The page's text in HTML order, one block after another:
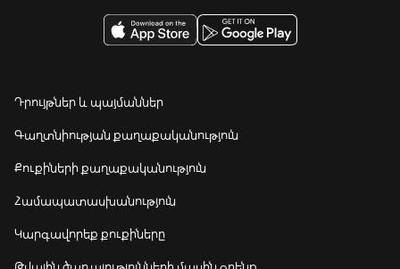
Դրույթներ և պայմաններ
Գաղտնիության քաղաքականություն
Քուքիների քաղաքականություն
Համապատասխանություն
Կարգավորեք քուքիները